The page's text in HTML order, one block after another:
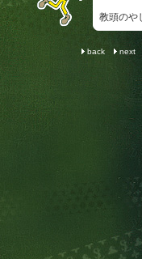
教頭のや
back next